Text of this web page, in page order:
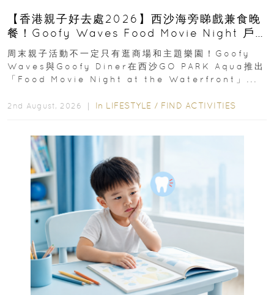
【香港親子好去處2026】西沙海旁睇戲兼食晚
餐！Goofy Waves Food Movie Night 戶
外影院逢週末登場
周末親子活動不一定只有逛商場和主題樂園！Goofy
Waves與Goofy Diner在西沙GO PARK Aqua推出
「Food Movie Night at the Waterfront」...
2nd August, 2026 ｜ In LIFESTYLE / FIND ACTIVITIES